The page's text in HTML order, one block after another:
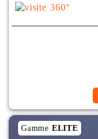
Gamme ELITE